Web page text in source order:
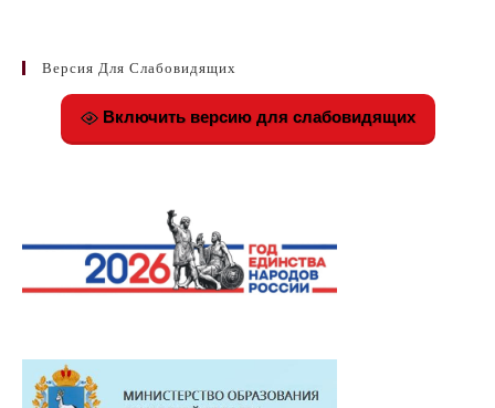
Версия Для Слабовидящих
Включить версию для слабовидящих